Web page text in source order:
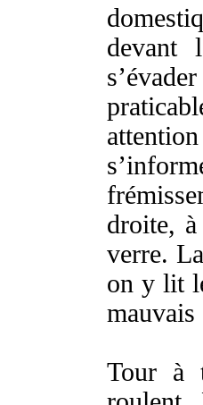
devant
s’évader
attention
s’
droite, à
verre. La
on y lit
mauvais
Tour à